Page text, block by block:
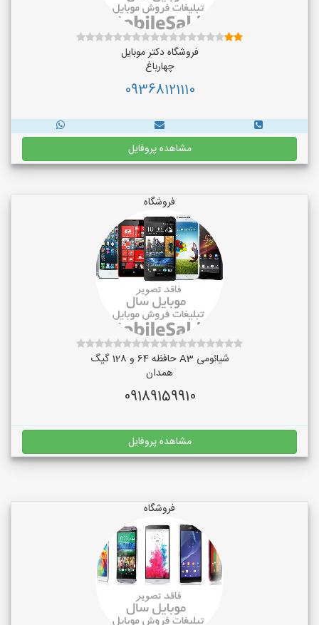
فروشگاه دکتر موبایل
چهارباغ
09368121110
مشاهده پروفایل
فروشگاه
شیائومی A3 حافظه 64 و 128 گیگ
همدان
09189159910
مشاهده پروفایل
فروشگاه